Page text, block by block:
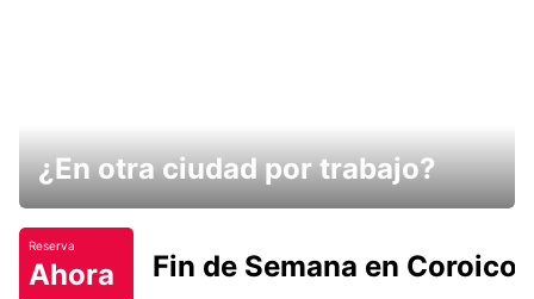
¿En otra ciudad por trabajo?
Reserva
Ahora Fin de Semana en Coroico.